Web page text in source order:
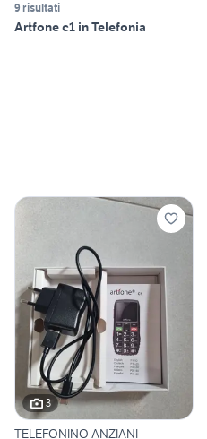
9 risultati
Artfone c1 in Telefonia
3
TELEFONINO ANZIANI